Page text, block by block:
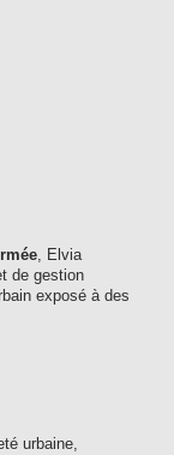
, Elvia
de gestion
exposé à des
urbaine,